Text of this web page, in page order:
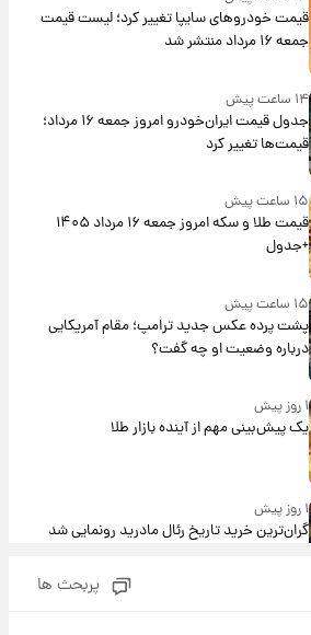
قیمت خودروهای سایپا تغییر کرد؛ لیست قیمت
جمعه ۱۶ مرداد منتشر شد
۱۴ ساعت پیش
جدول قیمت ایران‌خودرو امروز جمعه ۱۶ مرداد؛
قیمت‌ها تغییر کرد
۱۵ ساعت پیش
قیمت طلا و سکه امروز جمعه ۱۶ مرداد ۱۴۰۵
+جدول
۱۵ ساعت پیش
پشت پرده عکس جدید ترامپ؛ مقام آمریکایی
درباره وضعیت او چه گفت؟
۱ روز پیش
یک پیش‌بینی مهم از آینده بازار طلا
۱ روز پیش
گران‌ترین خرید تاریخ رئال مادرید رونمایی شد
پربحث ها